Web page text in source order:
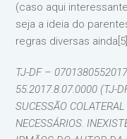
(caso aqui
seja a ideia do
regras diversas
TJ-DF –
55.2017.8.07.0000 (TJ-
SUCESSÃO
NECESSÁRIOS.